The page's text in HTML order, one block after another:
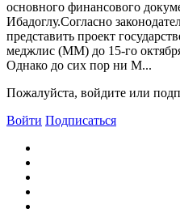
основного финансового
Ибадоглу.Согласно
представить проект
меджлис (ММ) до 15-го
Однако до сих пор ни М...
Пожалуйста, войдите или
Войти Подписаться